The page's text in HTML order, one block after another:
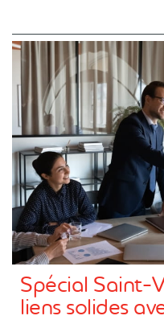
Spécial Saint-
liens solides